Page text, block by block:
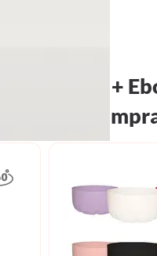
Urban +